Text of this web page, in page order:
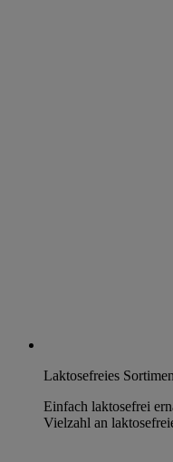
Laktosefreies
Einfach laktosefrei
Vielzahl an